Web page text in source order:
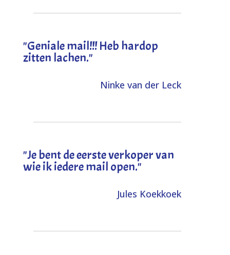
"Geniale mail!!! Heb hardop
zitten lachen."
Ninke van der Leck
"Je bent de eerste verkoper van
wie ik iedere mail open."
Jules Koekkoek